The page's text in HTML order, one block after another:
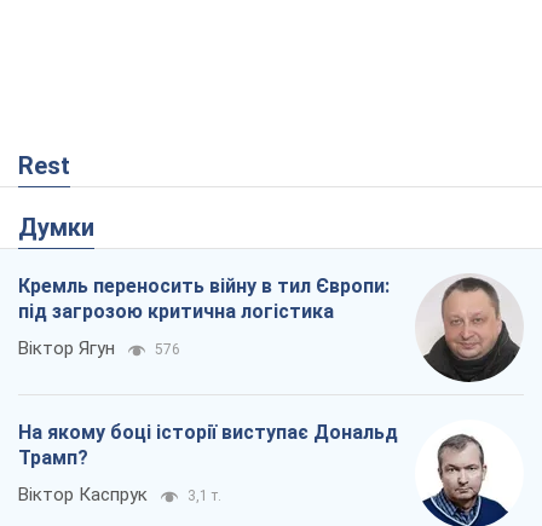
Rest
Думки
Кремль переносить війну в тил Європи:
під загрозою критична логістика
Віктор Ягун 576
На якому боці історії виступає Дональд
Трамп?
Віктор Каспрук 3,1 т.